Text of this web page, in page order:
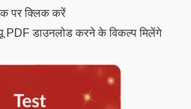
पर क्लिक करें
PDF डाउनलोड करने के विकल्प मिलेंगे